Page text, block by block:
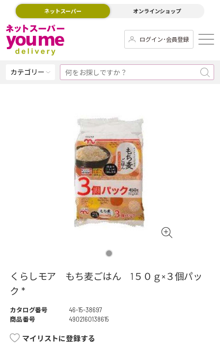
ネットスーパー オンラインショップ
ログイン･会員登録
カテゴリー
くらしモア もち麦ごはん 1５０ｇ×３個パッ
ク *
カタログ番号
46-15-38697
商品番号
4902160138615
マイリストに登録する